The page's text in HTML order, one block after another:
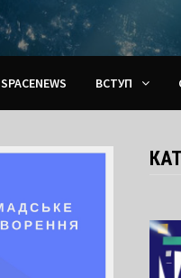
SPACENEWS ВСТУП